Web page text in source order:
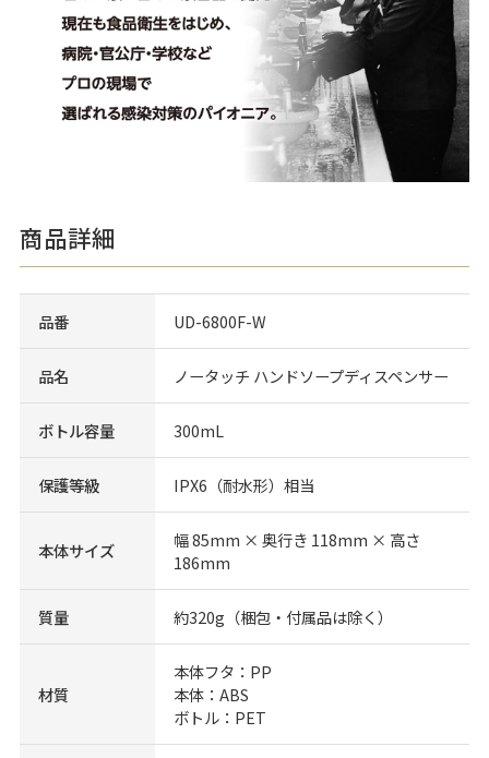
商品詳細
品番 UD-6800F-W
品名 ノータッチ ハンドソープディスペンサー
ボトル容量 300mL
保護等級 IPX6（耐水形）相当
本体サイズ
幅 85mm × 奥行き 118mm × 高さ
186mm
質量 約320g（梱包・付属品は除く）
材質
本体フタ：PP
本体：ABS
ボトル：PET